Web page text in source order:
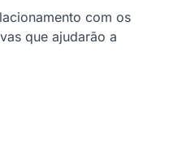
com os
que ajudarão a